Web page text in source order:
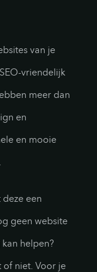
van je
vriendelijk
meer dan
en
en mooie
een
geen website
helpen?
of niet. Voor je